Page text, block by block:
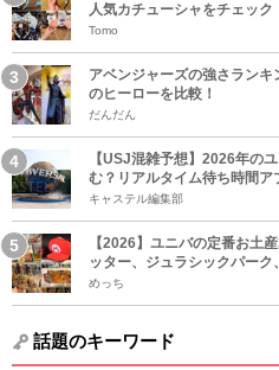
人気カチューシャをチェック
Tomo
アベンジャーズの強さラン
のヒーローを比較！
だんだん
【USJ混雑予想】2026年の
む？リアルタイム待ち時間ア
キャステル編集部
【2026】ユニバの定番お土
ッター、ジュラシックパー
めっち
話題のキーワード